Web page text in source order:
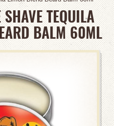
TEQUILA
BALM 60ML